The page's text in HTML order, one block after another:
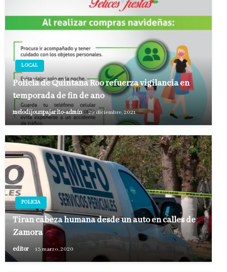
LOCAL
Policía de Quintana Roo refuerza vigilancia en
temporada de fin de año
melodijounpajarito-admin 29 diciembre, 2021
POLICIA
Tiran cabeza humana desde un auto en calles de
Zamora
editor 13 marzo, 2020